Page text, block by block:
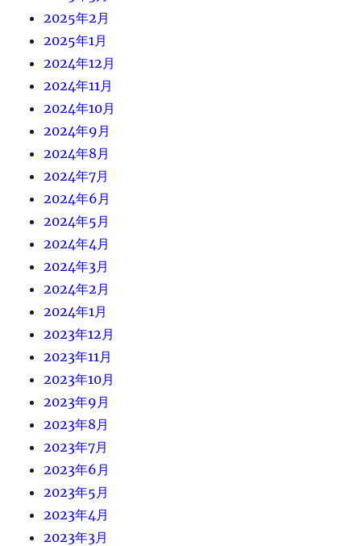
2025年2月
2025年1月
2024年12月
2024年11月
2024年10月
2024年9月
2024年8月
2024年7月
2024年6月
2024年5月
2024年4月
2024年3月
2024年2月
2024年1月
2023年12月
2023年11月
2023年10月
2023年9月
2023年8月
2023年7月
2023年6月
2023年5月
2023年4月
2023年3月